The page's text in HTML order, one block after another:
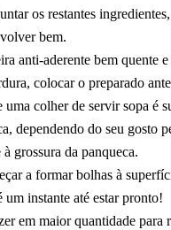
os restantes
bem.
anti-aderente bem quente
colocar o preparado
uma colher de servir sopa é
dependendo do seu gosto
grossura da panqueca.
a formar bolhas à
um instante até estar pronto!
em maior quantidade para